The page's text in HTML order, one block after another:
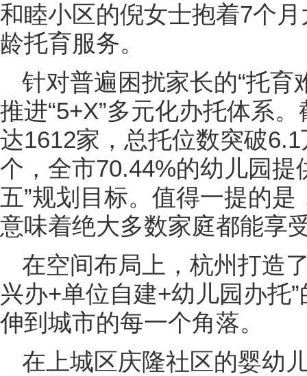
和睦小区的倪女士抱着7个
龄托育服务。
针对普遍困扰家长的“托育
推进“5+X”多元化办托体系
达1612家，总托位数突破
个，全市70.44%的幼儿园提
五”规划目标。值得一提的
意味着绝大多数家庭都能享
在空间布局上，杭州打造
兴办+单位自建+幼儿园办托
伸到城市的每一个角落。
在上城区庆隆社区的婴幼